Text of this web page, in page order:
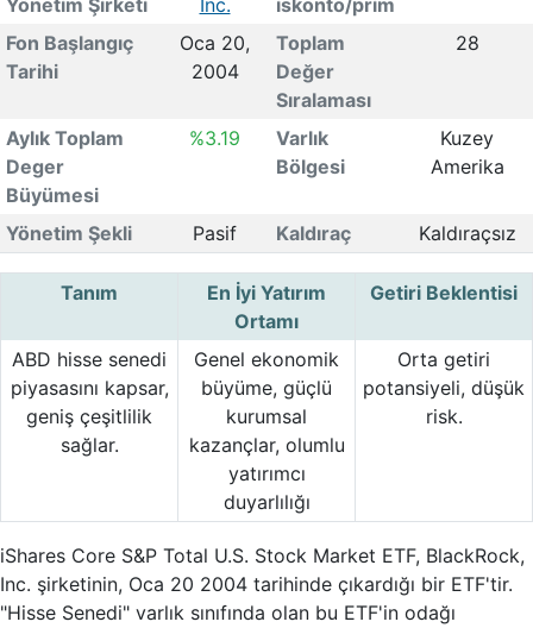
Yönetim Şirketi
Inc.
iskonto/prim
Fon Başlangıç
Tarihi
Oca 20,
2004
Toplam
Değer
Sıralaması
28
Aylık Toplam
Deger
Büyümesi
%3.19
Varlık
Bölgesi
Kuzey
Amerika
Yönetim Şekli Pasif Kaldıraç Kaldıraçsız
Tanım
En İyi Yatırım
Ortamı
Getiri Beklentisi
ABD hisse senedi
piyasasını kapsar,
geniş çeşitlilik
sağlar.
Genel ekonomik
büyüme, güçlü
kurumsal
kazançlar, olumlu
yatırımcı
duyarlılığı
Orta getiri
potansiyeli, düşük
risk.
iShares Core S&P Total U.S. Stock Market ETF, BlackRock,
Inc. şirketinin, Oca 20 2004 tarihinde çıkardığı bir ETF'tir.
"Hisse Senedi" varlık sınıfında olan bu ETF'in odağı